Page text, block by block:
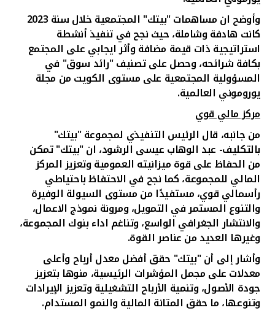
وأوضح ان مساهمات "بيتك" المجتمعية خلال سنة 2023
كانت هادفة وشاملة، حيث نجح في تنفيذ أنشطة
استراتيجية ذات قيمة مضافة وأثر ايجابي على المجتمع
بكافة شرائحه، وحصل على تصنيف "رائد سوق" في
المسؤولية المجتمعية على مستوى الكويت من مجلة
يوروموني العالمية.
مركز مالي قوي
من جانبه، قال الرئيس التنفيذي لمجموعة "بيتك"
بالتكليف- عبد الوهاب عيسى الرشود، ان "بيتك" تمكن
من الحفاظ على قوة ميزانيته العمومية وتعزيز المركز
المالي للمجموعة، كما نجح في الاحتفاظ باحتياطي
رأسمالي قوي، مستفيدًا من مستوى السيولة الوفيرة
والتنوع المستمر في التمويل، ومرونة نموذج الاعمال،
والانتشار الجغرافي الواسع، وتناغم اداء بنوك المجموعة،
وغيرها العديد من عناصر القوة.
وأشار إلى أن "بيتك" حقق أفضل معدل أرباح وأعلى
معدلات على مجمل المؤشرات الرئيسية، منوها بتعزيز
جودة الأصول، وتنمية الأرباح التشغيلية وتعزيز الإيرادات
وتنوعها، ما حقق المتانة المالية والنمو المستدام.